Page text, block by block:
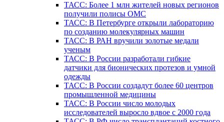
ТАСС: Более 1 млн жителей новых регионов
получили полисы ОМС
ТАСС: В Петербурге открыли лабораторию
по созданию молекулярных машин
ТАСС: В РАН вручили золотые медали
ученым
ТАСС: В России разработали гибкие
датчики для бионических протезов и умной
одежды
ТАСС: В России создадут более 60 центров
промышленной медицины
ТАСС: В России число молодых
исследователей выросло вдвое с 2000 года